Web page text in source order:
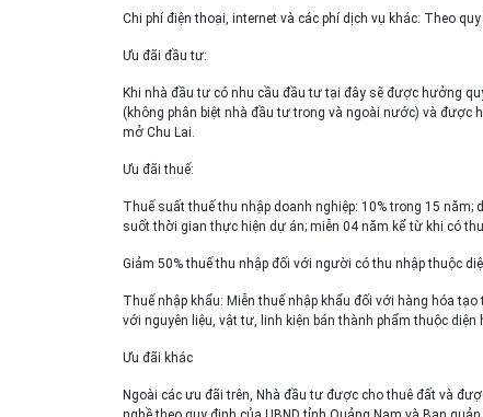
Chi phí điện thoại, internet và các phí dịch vụ khác: Theo
Ưu đãi đầu tư:
Khi nhà đầu tư có nhu cầu đầu tư tại đây sẽ được hưởng
(không phân biệt nhà đầu tư trong và ngoài nước) và được
mở Chu Lai.
Ưu đãi thuế:
Thuế suất thuế thu nhập doanh nghiệp: 10% trong 15
suốt thời gian thực hiện dự án; miễn 04 năm kể từ khi có
Giảm 50% thuế thu nhập đối với người có thu nhập thuộc
Thuế nhập khẩu: Miễn thuế nhập khẩu đối với hàng hóa
với nguyên liệu, vật tư, linh kiện bán thành phẩm thuộc
Ưu đãi khác
Ngoài các ưu đãi trên, Nhà đầu tư được cho thuê đất và